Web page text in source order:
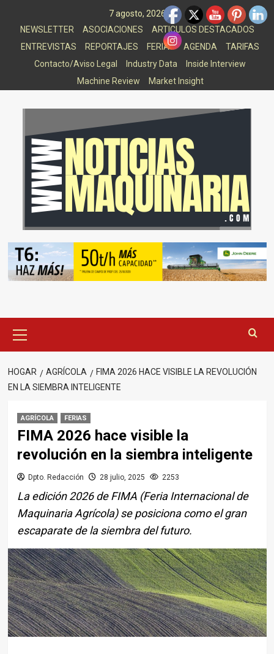
7 agosto, 2026
NEWSLETTER
ASOCIACIONES
ARTICULOS DESTACADOS
ENTREVISTAS
REPORTAJES FERIAS AGENDA
TARIFAS
Contacto/Aviso Legal
Industry Data
Inside Interview
Machine Review
Market Insight
principal
HOGAR AGRÍCOLA
FIMA 2026 HACE VISIBLE LA REVOLUCIÓN
EN LA SIEMBRA INTELIGENTE
AGRÍCOLA FERIAS
FIMA 2026 hace visible la
revolución en la siembra inteligente
Dpto. Redacción 28 julio, 2025 2253
La edición 2026 de FIMA (Feria Internacional de
Maquinaria Agrícola) se posiciona como el gran
escaparate de la siembra del futuro.